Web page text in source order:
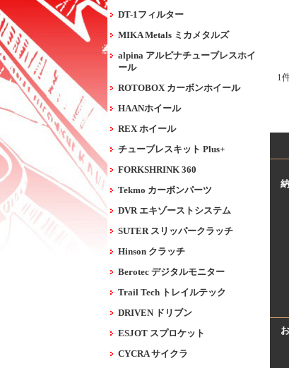
DT-1フィルター
MIKA Metals ミカメタルズ
alpina アルピナチューブレスホイ
ール
ROTOBOX カーボンホイール
HAANホイール
REX ホイール
チューブレスキット Plus+
FORKSHRINK 360
Tekmo カーボンパーツ
DVR エキゾーストシステム
SUTER スリッパークラッチ
Hinson クラッチ
Berotec デジタルモニター
Trail Tech トレイルテック
DRIVEN ドリブン
ESJOT スプロケット
CYCRA サイクラ
1